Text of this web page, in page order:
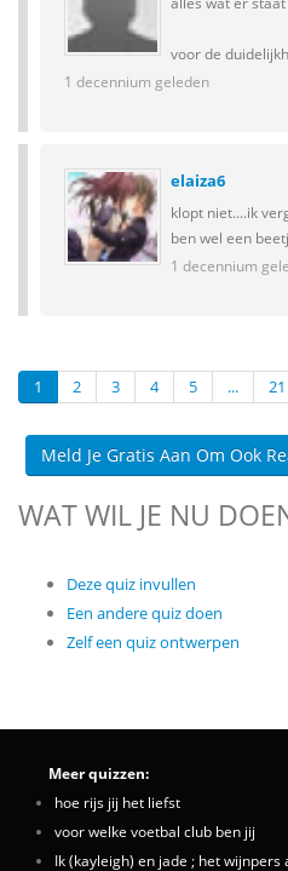
voor de
1 decennium geleden
elaiza6
klopt niet....ik
ben wel een
1 decennium
1 2 3 4 5 ... 21
Meld Je Gratis Aan Om Ook
WAT WIL JE NU
Deze quiz invullen
Een andere quiz doen
Zelf een quiz ontwerpen
Meer quizzen:
hoe rijs jij het liefst
voor welke voetbal club ben jij
Ik (kayleigh) en jade ; het